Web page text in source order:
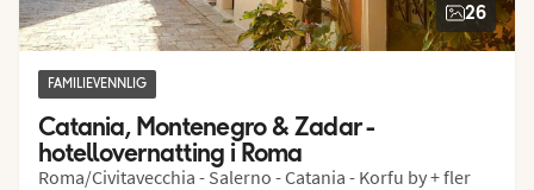
26
FAMILIEVENNLIG
Catania, Montenegro & Zadar -
hotellovernatting i Roma
Roma/Civitavecchia - Salerno - Catania - Korfu by + fler